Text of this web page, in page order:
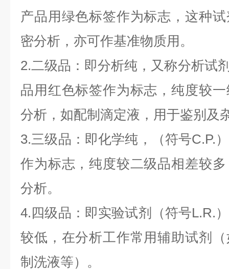
产品用绿色标签作为标志，这种
密分析，亦可作基准物质用。
2.二级品：即分析纯，又称分析试
品用红色标签作为标志，纯度较
分析，如配制滴定液，用于鉴别及
3.三级品：即化学纯，（符号C.P.
作为标志，纯度较二级品相差较
分析。
4.四级品：即实验试剂（符号L.R.
较低，在分析工作常用辅助试剂
制洗液等）。